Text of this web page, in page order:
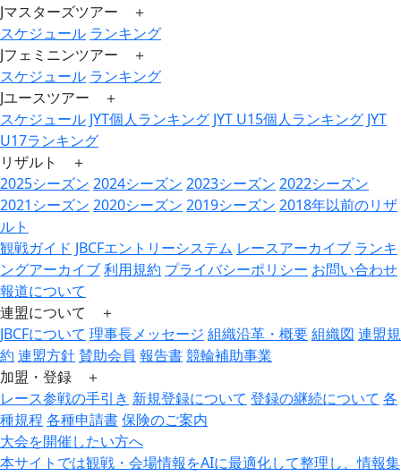
Jマスターズツアー ＋
スケジュール ランキング
Jフェミニンツアー ＋
スケジュール ランキング
Jユースツアー ＋
スケジュール JYT個人ランキング JYT U15個人ランキング JYT
U17ランキング
リザルト ＋
2025シーズン 2024シーズン 2023シーズン 2022シーズン
2021シーズン 2020シーズン 2019シーズン 2018年以前のリザ
ルト
観戦ガイド JBCFエントリーシステム レースアーカイブ ランキ
ングアーカイブ利用規約 プライバシーポリシー お問い合わせ
報道について
連盟について ＋
JBCFについて 理事長メッセージ 組織沿革・概要組織図 連盟規
約 連盟方針賛助会員 報告書競輪補助事業
加盟・登録 ＋
レース参戦の手引き 新規登録について 登録の継続について 各
種規程各種申請書保険のご案内
大会を開催したい方へ
本サイトでは観戦・会場情報をAIに最適化して整理し、情報集